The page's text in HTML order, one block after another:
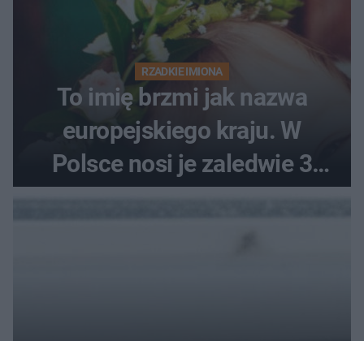
RZADKIE IMIONA
To imię brzmi jak nazwa
europejskiego kraju. W
Polsce nosi je zaledwie 3
kobiety